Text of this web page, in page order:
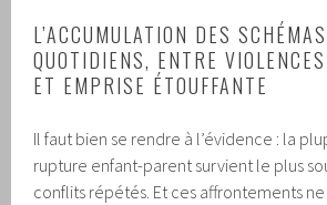
L’ACCUMULATION DES
QUOTIDIENS, ENTRE
ET EMPRISE ÉTOUFFANTE
Il faut bien se rendre à l’évidence : la
rupture enfant-parent survient le plus
conflits répétés. Et ces affrontements